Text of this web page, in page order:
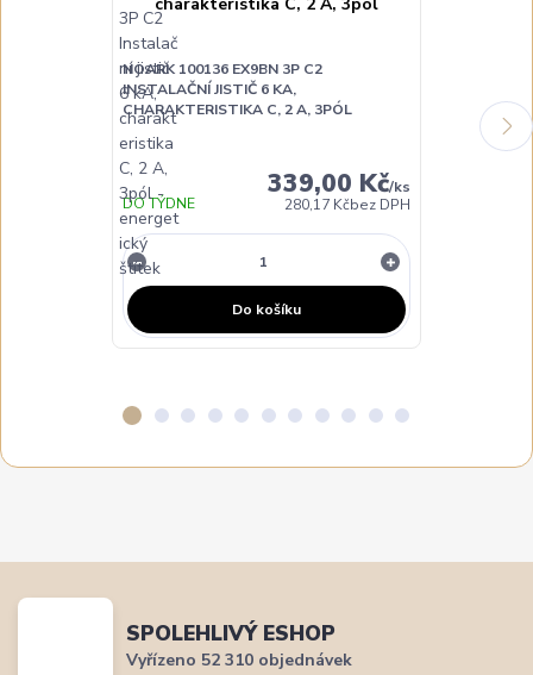
NOARK 100136 EX9BN 3P C2
INSTALAČNÍ JISTIČ 6 KA,
CHARAKTERISTIKA C, 2 A, 3PÓL
339,00 Kč/ks
280,17 Kčbez DPH
DO TÝDNE
Do košíku
SPOLEHLIVÝ ESHOP
Vyřízeno 52 310 objednávek